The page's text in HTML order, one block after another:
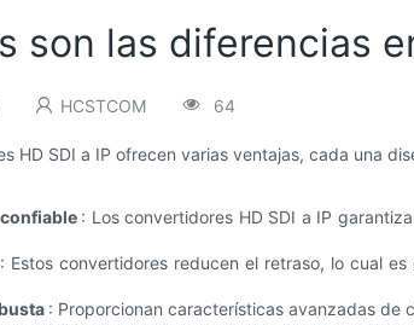
son las diferencias
HCSTCOM 64
HD SDI a IP ofrecen varias ventajas, cada una
: Los convertidores HD SDI a IP
: Estos convertidores reducen el retraso, lo cual
: Proporcionan características avanzadas de